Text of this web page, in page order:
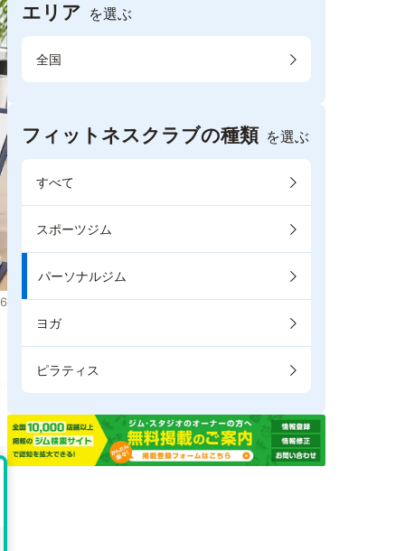
エリア を選ぶ
全国
フィットネスクラブの種類 を選ぶ
すべて
スポーツジム
パーソナルジム
ヨガ
ピラティス